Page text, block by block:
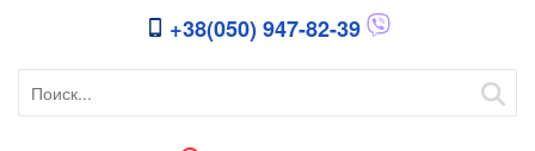
+38(050) 947-82-39